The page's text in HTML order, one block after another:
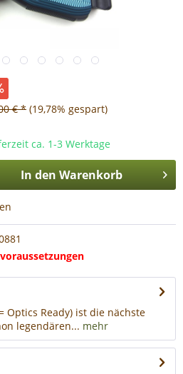
€ * (19,78% gespart)
ca. 1-3 Werktage
In den Warenkorb
Optics Ready) ist die nächste
legendären... mehr